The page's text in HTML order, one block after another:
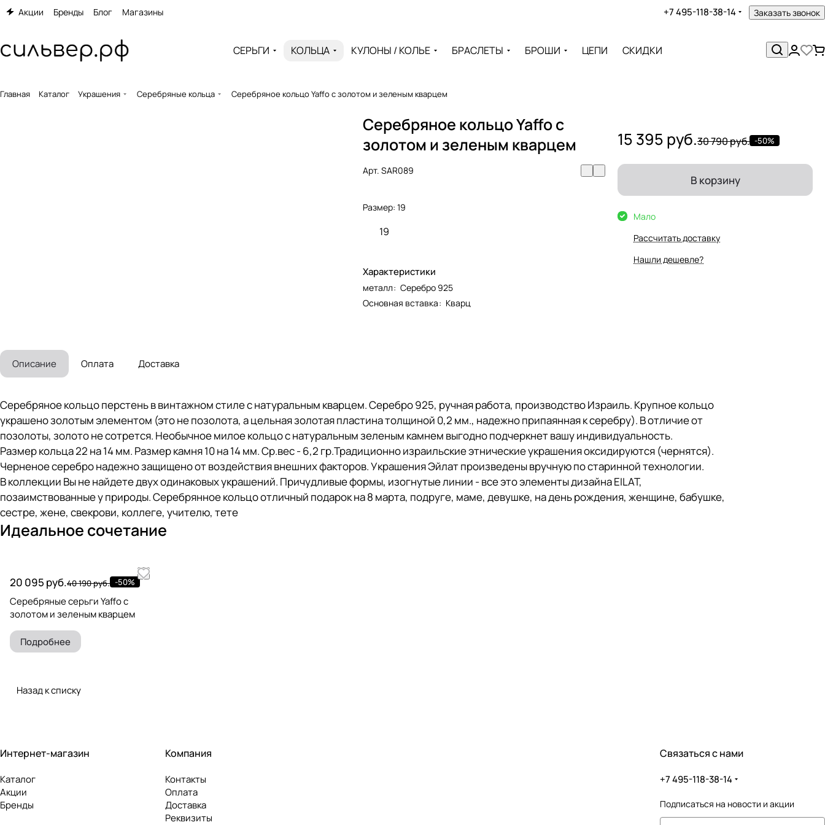
Акции Бренды Блог Магазины +7 495-118-38-14 Заказать звонок
СЕРЬГИ КОЛЬЦА КУЛОНЫ / КОЛЬЕ БРАСЛЕТЫ БРОШИ ЦЕПИ СКИДКИ
Главная Каталог Украшения Серебряные кольца Серебряное кольцо Yaffo с золотом и зеленым кварцем
Серебряное кольцо Yaffo с
золотом и зеленым кварцем
Арт.SAR089
Размер:19
19
Характеристики
металл: Серебро 925
Основная вставка: Кварц
15 395 руб.30 790 руб. -50%
В корзину
Мало
Рассчитать доставку
Нашли дешевле?
Описание Оплата Доставка
Cеребряное кольцо перстень в винтажном стиле с натуральным кварцем. Серебро 925, ручная работа, производство Израиль. Крупное кольцо
украшено золотым элементом (это не позолота, а цельная золотая пластина толщиной 0,2 мм., надежно припаянная к серебру). В отличие от
позолоты, золото не сотрется. Необычное милое кольцо с натуральным зеленым камнем выгодно подчеркнет вашу индивидуальность.
Размер кольца 22 на 14 мм. Размер камня 10 на 14 мм. Ср.вес - 6,2 гр.Традиционно израильские этнические украшения оксидируются (чернятся).
Черненое серебро надежно защищено от воздействия внешних факторов. Украшения Эйлат произведены вручную по старинной технологии.
В коллекции Вы не найдете двух одинаковых украшений. Причудливые формы, изогнутые линии - все это элементы дизайна EILAT,
позаимствованные у природы. Серебрянное кольцо отличный подарок на 8 марта, подруге, маме, девушке, на день рождения, женщине, бабушке,
сестре, жене, свекрови, коллеге, учителю, тете
Идеальное сочетание
20 095 руб.40 190 руб. -50%
Серебряные серьги Yaffo с
золотом и зеленым кварцем
Подробнее
Назад к списку
Интернет-магазин
Каталог
Акции
Бренды
Компания
Контакты
Оплата
Доставка
Реквизиты
Связаться с нами
+7 495-118-38-14
Подписаться на новости и акции